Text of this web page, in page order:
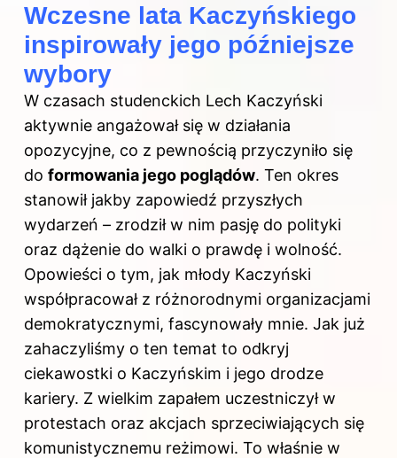
Wczesne lata Kaczyńskiego
inspirowały jego późniejsze
wybory
W czasach studenckich Lech Kaczyński
aktywnie angażował się w działania
opozycyjne, co z pewnością przyczyniło się
do formowania jego poglądów. Ten okres
stanowił jakby zapowiedź przyszłych
wydarzeń – zrodził w nim pasję do polityki
oraz dążenie do walki o prawdę i wolność.
Opowieści o tym, jak młody Kaczyński
współpracował z różnorodnymi organizacjami
demokratycznymi, fascynowały mnie. Jak już
zahaczyliśmy o ten temat to odkryj
ciekawostki o Kaczyńskim i jego drodze
kariery. Z wielkim zapałem uczestniczył w
protestach oraz akcjach sprzeciwiających się
komunistycznemu reżimowi. To właśnie w